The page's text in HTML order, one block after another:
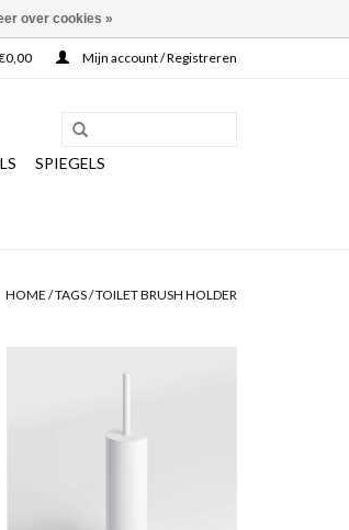
Mijn account / Registreren
SPIEGELS
HOME /TAGS/TOILET BRUSH HOLDER
over cookies »